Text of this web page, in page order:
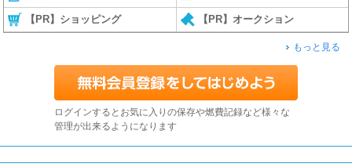
【PR】ショッピング 【PR】オークション
もっと見る
ログインするとお気に入りの保存や燃費記録など様々な
管理が出来るようになります